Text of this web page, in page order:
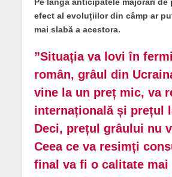
Pe lângă anticipatele majorări de
efect al evoluțiilor din câmp ar
mai slabă a acestora.
”Situația va lovi în
român, grâul din
vine la un preț mic, va
internațională și prețul
Deci, prețul grâului nu
Ceea ce va resimți
final va fi o calitate mai